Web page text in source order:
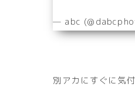
— abc
別アカにすぐに気